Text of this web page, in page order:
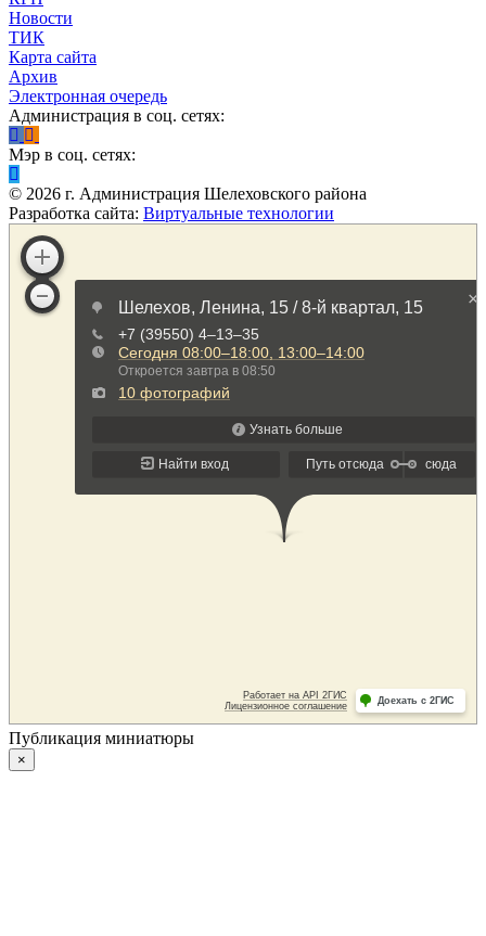
Новости
ТИК
Карта сайта
Архив
Электронная очередь
Администрация в соц. сетях:
Мэр в соц. сетях:
© 2026 г. Администрация Шелеховского района
Разработка сайта: Виртуальные технологии
Публикация миниатюры
×